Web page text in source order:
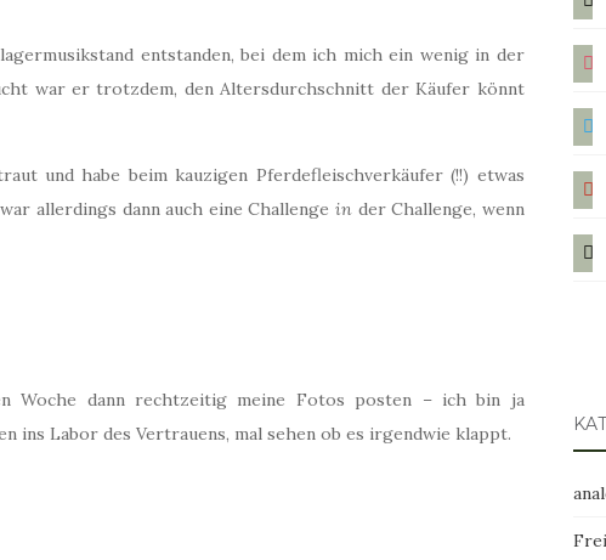
entstanden, bei dem ich mich ein wenig in der
war er trotzdem, den Altersdurchschnitt der Käufer könnt
und habe beim kauzigen Pferdefleischverkäufer (!!) etwas
allerdings dann auch eine Challenge inder Challenge, wenn
Woche dann rechtzeitig meine Fotos posten – ich bin ja
ins Labor des Vertrauens, mal sehen ob es irgendwie klappt.
mail